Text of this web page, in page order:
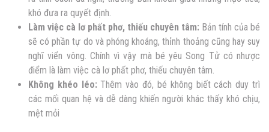
khó đưa ra quyết định.
Làm việc cà lơ phất phơ, thiếu chuyên tâm: Bản tính của bé
sẽ có phần tự do và phóng khoáng, thỉnh thoảng cũng hay suy
nghĩ viển vông. Chính vì vậy mà bé yêu Song Tử có nhược
điểm là làm việc cà lơ phất phơ, thiếu chuyên tâm.
Không khéo léo: Thêm vào đó, bé không biết cách duy trì
các mối quan hệ và dễ dàng khiến người khác thấy khó chịu,
mệt mỏi